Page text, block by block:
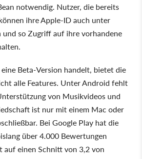
notwendig. Nutzer, die bereits
ihre Apple-ID auch unter
so Zugriff auf ihre vorhandene
Beta-Version handelt, bietet die
alle Features. Unter Android fehlt
von Musikvideos und
ist nur mit einem Mac oder
Bei Google Play hat die
über 4.000 Bewertungen
auf einen Schnitt von 3,2 von